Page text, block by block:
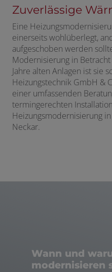
Zuverlässige
Eine
einerseits wohlüberlegt,
aufgeschoben werden
Modernisierung in
Jahre alten Anlagen ist sie
Heizungstechnik GmbH &
einer umfassenden
termingerechten
Heizungsmodernisierung
Neckar.
Wann und
modernisieren